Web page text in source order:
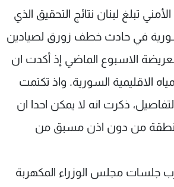
تبلغ لبنان نتائج التحقيق الذي
في حادث خطف زورق لصيادين
العريضة الاسبوع الماضي إذ أكدت ان
الاقليمية السورية. واذ تكتمت
ذكرت انه لا يمكن احدا ان
من دون اذن مسبق من
جلسات مجلس الوزراء المكهربة
وظائف
تواصل معنا
شروط الإسـتخدام